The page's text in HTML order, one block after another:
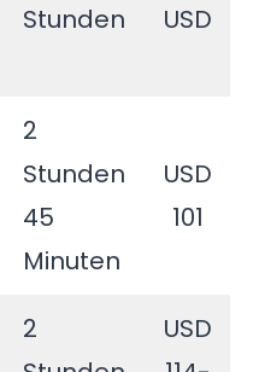
Stunden
USD
2
Stunden
45
Minuten
USD
101
2
USD